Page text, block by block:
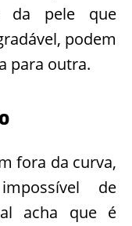
da pele que
podem
para outra.
fora da curva,
de
acha que é